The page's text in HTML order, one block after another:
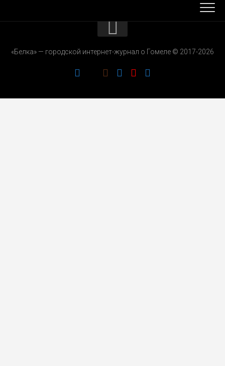
РЕКЛАМОДАТЕЛЯМ
«Белка» — городской интернет-журнал о Гомеле © 2017-2026